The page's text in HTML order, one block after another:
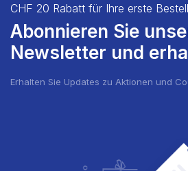
CHF 20 Rabatt für Ihre erste
Abonnieren Sie
Newsletter und
Erhalten Sie Updates zu Aktionen und